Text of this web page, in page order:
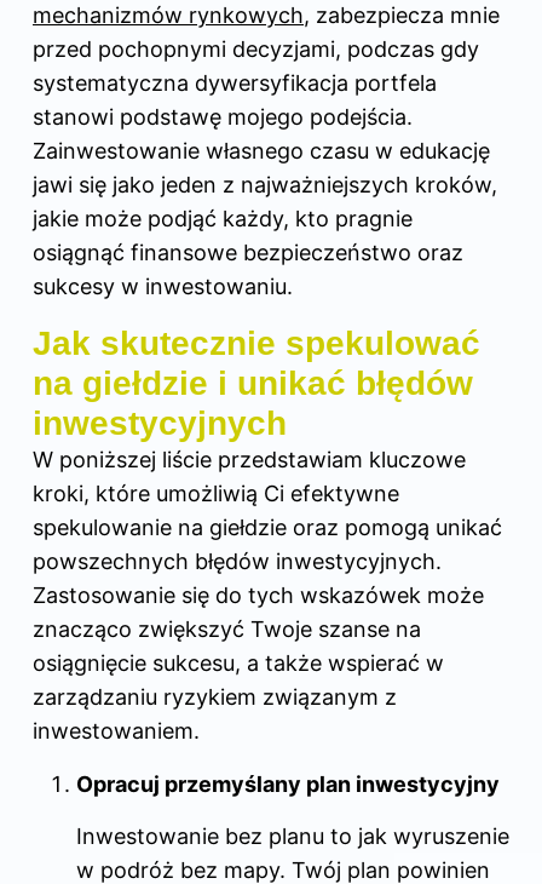
mechanizmów rynkowych, zabezpiecza mnie
przed pochopnymi decyzjami, podczas gdy
systematyczna dywersyfikacja portfela
stanowi podstawę mojego podejścia.
Zainwestowanie własnego czasu w edukację
jawi się jako jeden z najważniejszych kroków,
jakie może podjąć każdy, kto pragnie
osiągnąć finansowe bezpieczeństwo oraz
sukcesy w inwestowaniu.
Jak skutecznie spekulować
na giełdzie i unikać błędów
inwestycyjnych
W poniższej liście przedstawiam kluczowe
kroki, które umożliwią Ci efektywne
spekulowanie na giełdzie oraz pomogą unikać
powszechnych błędów inwestycyjnych.
Zastosowanie się do tych wskazówek może
znacząco zwiększyć Twoje szanse na
osiągnięcie sukcesu, a także wspierać w
zarządzaniu ryzykiem związanym z
inwestowaniem.
Opracuj przemyślany plan inwestycyjny
Inwestowanie bez planu to jak wyruszenie
w podróż bez mapy. Twój plan powinien